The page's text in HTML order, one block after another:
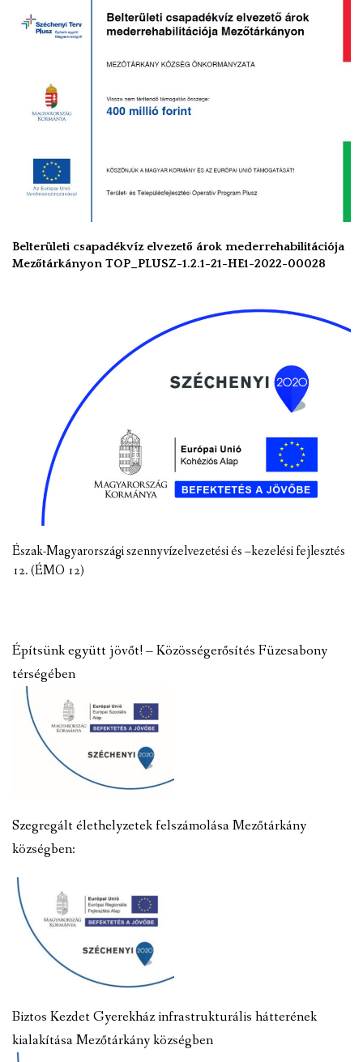
Belterületi csapadékvíz elvezető árok mederrehabilitációja
Mezőtárkányon TOP_PLUSZ-1.2.1-21-HE1-2022-00028
Észak-Magyarországi szennyvízelvezetési és –kezelési fejlesztés
12. (ÉMO 12)
Építsünk együtt jövőt! – Közösségerősítés Füzesabony
térségében
Szegregált élethelyzetek felszámolása Mezőtárkány
községben:
Biztos Kezdet Gyerekház infrastrukturális hátterének
kialakítása Mezőtárkány községben